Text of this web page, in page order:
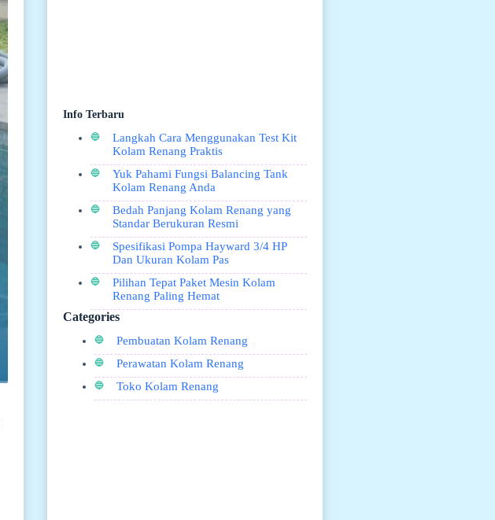
Info Terbaru
Langkah Cara Menggunakan Test Kit
Kolam Renang Praktis
Yuk Pahami Fungsi Balancing Tank
Kolam Renang Anda
Bedah Panjang Kolam Renang yang
Standar Berukuran Resmi
Spesifikasi Pompa Hayward 3/4 HP
Dan Ukuran Kolam Pas
Pilihan Tepat Paket Mesin Kolam
Renang Paling Hemat
Categories
Pembuatan Kolam Renang
Perawatan Kolam Renang
Toko Kolam Renang